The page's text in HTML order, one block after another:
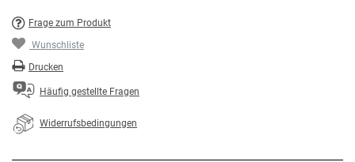
Frage zum Produkt
Wunschliste
Drucken
Häufig gestellte Fragen
Widerrufsbedingungen